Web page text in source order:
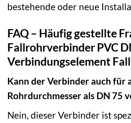
bestehende oder neue
FAQ – Häufig gestellte
Fallrohrverbinder PVC
Verbindungselement
Kann der Verbinder auch für
Rohrdurchmesser als DN 75
Nein, dieser Verbinder ist